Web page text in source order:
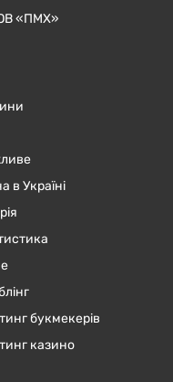
«ПМХ»
в Україні
букмекерів
казино